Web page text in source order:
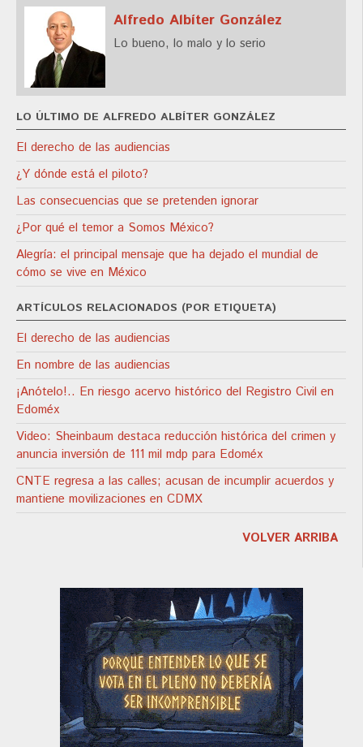
Alfredo Albíter González
Lo bueno, lo malo y lo serio
LO ÚLTIMO DE ALFREDO ALBÍTER GONZÁLEZ
El derecho de las audiencias
¿Y dónde está el piloto?
Las consecuencias que se pretenden ignorar
¿Por qué el temor a Somos México?
Alegría: el principal mensaje que ha dejado el mundial de
cómo se vive en México
ARTÍCULOS RELACIONADOS (POR ETIQUETA)
El derecho de las audiencias
En nombre de las audiencias
¡Anótelo!.. En riesgo acervo histórico del Registro Civil en
Edoméx
Video: Sheinbaum destaca reducción histórica del crimen y
anuncia inversión de 111 mil mdp para Edoméx
CNTE regresa a las calles; acusan de incumplir acuerdos y
mantiene movilizaciones en CDMX
VOLVER ARRIBA